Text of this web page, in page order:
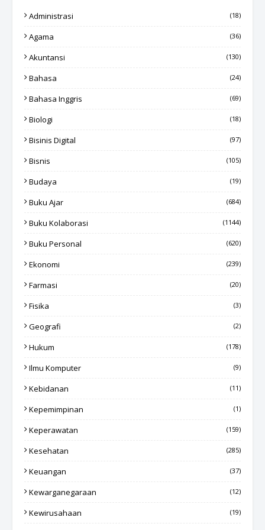
Administrasi (18)
Agama (36)
Akuntansi (130)
Bahasa (24)
Bahasa Inggris (69)
Biologi (18)
Bisinis Digital (97)
Bisnis (105)
Budaya (19)
Buku Ajar (684)
Buku Kolaborasi (1144)
Buku Personal (620)
Ekonomi (239)
Farmasi (20)
Fisika (3)
Geografi (2)
Hukum (178)
Ilmu Komputer (9)
Kebidanan (11)
Kepemimpinan (1)
Keperawatan (159)
Kesehatan (285)
Keuangan (37)
Kewarganegaraan (12)
Kewirusahaan (19)